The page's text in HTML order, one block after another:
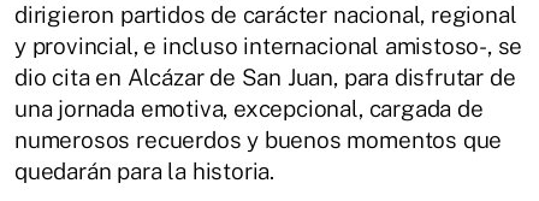
dirigieron partidos de carácter nacional, regional
y provincial, e incluso internacional amistoso-, se
dio cita en Alcázar de San Juan, para disfrutar de
una jornada emotiva, excepcional, cargada de
numerosos recuerdos y buenos momentos que
quedarán para la historia.